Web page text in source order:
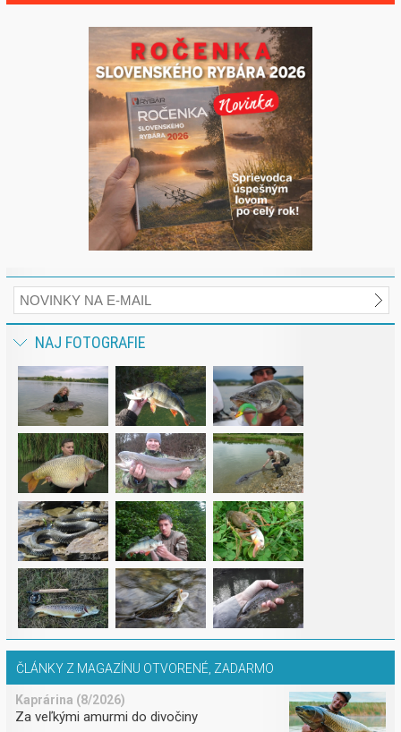
NAJ FOTOGRAFIE
ČLÁNKY Z MAGAZÍNU OTVORENÉ, ZADARMO
Kaprárina (8/2026)
Za veľkými amurmi do divočiny